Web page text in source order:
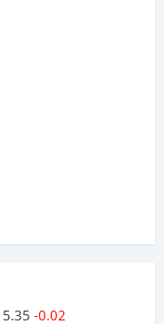
5.35 -0.02